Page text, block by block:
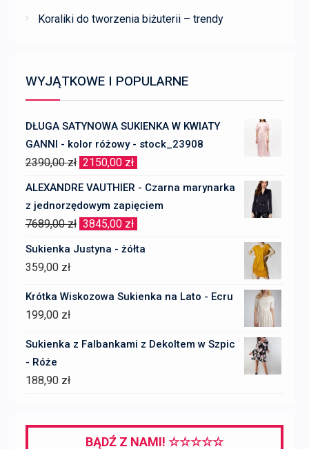
Koraliki do tworzenia biżuterii – trendy
WYJĄTKOWE I POPULARNE
DŁUGA SATYNOWA SUKIENKA W KWIATY
GANNI - kolor różowy - stock_23908
2390,00zł Pierwotna
cena
wynosiła:
2390,00 zł.
2150,00 zł
cena
wynosi:
2150,00 zł.
ALEXANDRE VAUTHIER - Czarna marynarka
z jednorzędowym zapięciem
7689,00zł Pierwotna
cena
3845,00 zł
Sukienka Justyna - żółta
359,00 zł
Krótka Wiskozowa Sukienka na Lato - Ecru
199,00 zł
Sukienka z Falbankami z Dekoltem w Szpic
- Róże
188,90 zł
BĄDŹ Z NAMI! ☆☆☆☆☆